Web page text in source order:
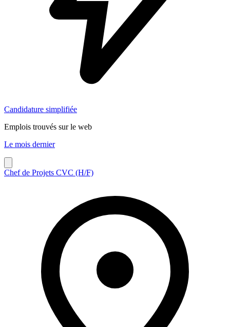
Candidature simplifiée
Emplois trouvés sur le web
Le mois dernier
Chef de Projets CVC (H/F)